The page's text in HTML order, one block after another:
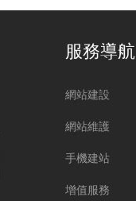
服務導航
網站建設
網站維護
手機建站
增值服務